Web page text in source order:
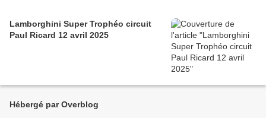
Lamborghini Super Trophéo circuit
Paul Ricard 12 avril 2025
Hébergé par Overblog